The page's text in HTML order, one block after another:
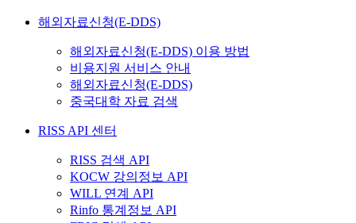
해외자료신청(E-DDS)
해외자료신청(E-DDS) 이용 방법
비용지원 서비스 안내
해외자료신청(E-DDS)
중국대학 자료 검색
RISS API 센터
RISS 검색 API
KOCW 강의정보 API
WILL 연계 API
Rinfo 통계정보 API